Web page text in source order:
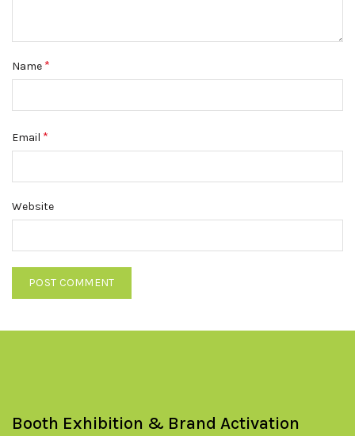
Name *
Email *
Website
Booth Exhibition & Brand Activation